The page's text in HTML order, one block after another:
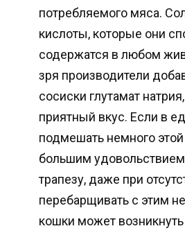
потребляемого мяса.
кислоты, которые они
содержатся в любом
зря производители
сосиски глутамат
приятный вкус. Если в
подмешать немного этой
большим
трапезу, даже при
перебарщивать с этим
кошки может